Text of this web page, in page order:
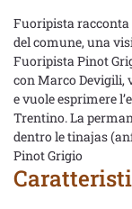
Fuoripista
del comune, una
Fuoripista Pinot
con Marco Devigili,
e vuole esprimere
Trentino. La
dentro le tinajas
Pinot Grigio